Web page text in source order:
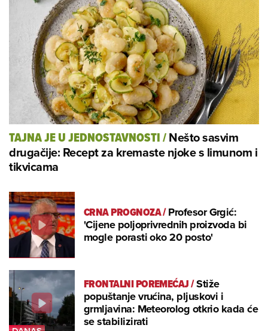
TAJNA JE U JEDNOSTAVNOSTI/Nešto sasvim
drugačije: Recept za kremaste njoke s limunom i
tikvicama
CRNA PROGNOZA/Profesor Grgić:
'Cijene poljoprivrednih proizvoda bi
mogle porasti oko 20 posto'
FRONTALNI POREMEĆAJ/Stiže
popuštanje vrućina, pljuskovi i
grmljavina: Meteorolog otkrio kada će
se stabilizirati